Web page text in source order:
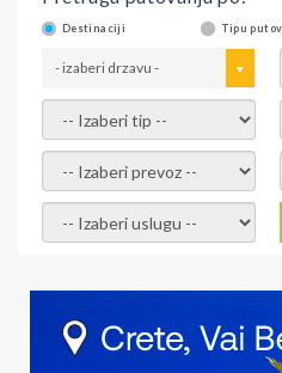
Destinaciji Tipu
- izaberi drzavu -
- izaberi tip -
- izaberi prevoz -
- Izaberite uslugu -